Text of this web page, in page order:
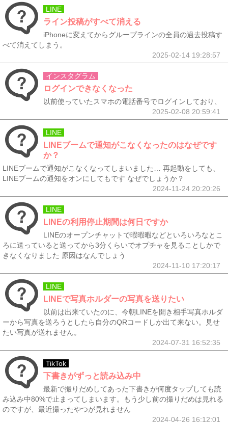
LINE
ライン投稿がすべて消える
iPhoneに変えてからグループラインの全員の過去投稿す
べて消えてしまう。
2025-02-14 19:28:57
インスタグラム
ログインできなくなった
以前使っていたスマホの電話番号でログインしており、
2025-02-08 20:59:41
LINE
LINEブームで通知がこなくなったのはなぜです
か？
LINEブームで通知がこなくなってしまいました… 再起動をしても、
LINEブームの通知をオンにしてもです なぜでしょうか？
2024-11-24 20:20:26
LINE
LINEの利用停止期間は何日ですか
LINEのオープンチャットで暇暇暇などといろいろなとこ
ろに送っていると送ってから3分くらいでオプチャを見ることしかで
きなくなりました 原因はなんでしょう
2024-11-10 17:20:17
LINE
LINEで写真ホルダーの写真を送りたい
以前は出来ていたのに、今朝LINEを開き相手写真ホルダ
ーから写真を送ろうとしたら自分のQRコードしか出て来ない。見せ
たい写真が送れません。
2024-07-31 16:52:35
TikTok
下書きがずっと読み込み中
最新で撮りだめしてあった下書きが何度タップしても読
み込み中80%で止まってしまいます。もう少し前の撮りだめは見れる
のですが、最近撮ったやつが見れません
2024-04-26 16:12:01